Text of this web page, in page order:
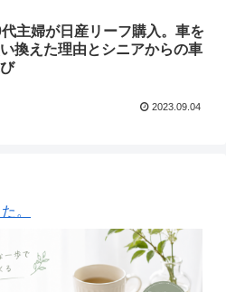
主婦が日産リーフ購入。車を
換えた理由とシニアからの車
2023.09.04
。